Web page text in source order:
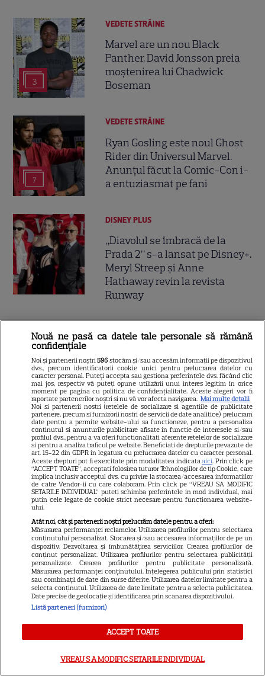
3
VEDETE STRĂINE
Marvel are un nou Black
Panther. David Jonsson preia
moștenirea lui Chadwick
Boseman
7
VEDETE STRĂINE
Ryan Gosling este noul Ghost
Rider din Universul Marvel.
Anunțul făcut la Comic-Con i-
a entuziasmat pe fani
DISNEY PLUS
„Diavolul se îmbracă de la
Prada 2” s-a lansat pe Disney+.
Meryl Streep și Anne
Hathaway revin la revista
Runway
9
impresionant pentru Anne
Hathaway și Emily Blunt la
„Diavolul se îmbracă de la
Prada 2”. Ce salarii ar fi primit
actrițele
13
VEDETE STRĂINE
Tom Holland, decizie radicală
pentru noul său film! Ce
promisiune a făcut actorul
după momentele virale în care
a făcut senzație prin dans
13
SKYSHOWTIME
Scarlett Johansson și Kristin
Scott Thomas, din nou mamă
și fiică pe ecran în „My
Mother's Wedding”. Când
apare filmul pe SkyShowtime
PRIME VIDEO
Nouă ne pasă ca datele tale personale să rămână
confidențiale
Noi și partenerii noștri596 stocăm și/sau accesăm informații pe dispozitivul
dvs., precum identificatorii cookie unici pentru prelucrarea datelor cu
caracter personal. Puteți accepta sau gestiona preferințele dvs. făcând clic
mai jos, respectiv vă puteți opune utilizării unui interes legitim în orice
moment pe pagina cu politica de confidențialitate. Aceste alegeri vor fi
raportate partenerilor noștri și nu vă vor afecta navigarea. Mai multe detalii
Noi si partenerii nostri (retelele de socializare si agentiile de publicitate
partenere, precum si furnizorii nostri de servicii de date analitice) prelucram
date pentru a permite website-ului sa functioneze, pentru a personaliza
continutul si anunturile publicitare afisate in functie de interesele si/sau
profilul dvs., pentru a va oferi functionalitati aferente retelelor de socializare
si pentru a analiza traficul pe website. Beneficiati de drepturile prevazute de
art. 15-22 din GDPR in legatura cu prelucrarea datelor cu caracter personal.
Aceste drepturi pot fi exercitate prin modalitatea indicataaici. Prin click pe
“ACCEPT TOATE”, acceptati folosirea tuturor Tehnologiilor de tip Cookie, care
implica inclusiv acceptul dvs. cu privire la stocarea/accesarea informatiilor
de catre Vendor-ii cu care colaboram. Prin click pe “VREAU SA MODIFIC
SETARILE INDIVIDUAL” puteti schimba preferintele in mod individual, mai
putin cele legate de cookie strict necesare pentru functionarea website-
ului.
Atât noi, cât și partenerii noștri prelucrăm datele pentru a oferi:
Măsurarea performanței reclamelor. Utilizarea profilurilor pentru selectarea
conținutului personalizat. Stocarea și/sau accesarea informațiilor de pe un
dispozitiv. Dezvoltarea și îmbunătățirea serviciilor. Crearea profilurilor de
conținut personalizat. Utilizarea profilurilor pentru selectarea publicității
personalizate. Crearea profilurilor pentru publicitate personalizată.
Măsurarea performanței conținutului. Înțelegerea publicului prin statistici
sau combinații de date din surse diferite. Utilizarea datelor limitate pentru a
selecta conținutul. Utilizarea de date limitate pentru a selecta publicitatea.
Date precise de geolocație și identificarea prin scanarea dispozitivului.
Listă parteneri (furnizori)
ACCEPT TOATE
VREAU SA MODIFIC SETARILE INDIVIDUAL